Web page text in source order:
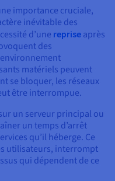
importance cruciale,
inévitable des
d’une reprise après
des
matériels peuvent
se bloquer, les réseaux
être interrompue.
un serveur principal ou
un temps d’arrêt
qu’il héberge. Ce
utilisateurs, interrompt
qui dépendent de ce